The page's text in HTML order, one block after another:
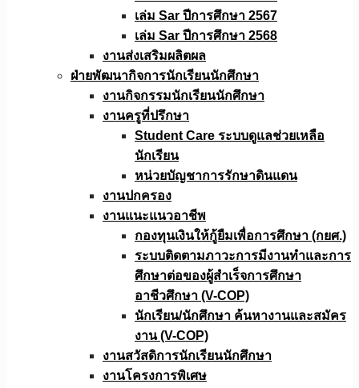
เล่ม Sar ปีการศึกษา 2567
เล่ม Sar ปีการศึกษา 2568
งานส่งเสริมผลิตผล
ฝ่ายพัฒนากิจการนักเรียนนักศึกษา
งานกิจกรรมนักเรียนนักศึกษา
งานครูที่ปรึกษา
Student Care ระบบดูแลช่วยเหลือ
นักเรียน
หน่วยบัญชาการรักษาดินแดน
งานปกครอง
งานแนะแนวอาชีพ
กองทุนเงินให้กู้ยืมเพื่อการศึกษา (กยศ.)
ระบบติดตามภาวะการมีงานทำและการ
ศึกษาต่อของผู้สำเร็จการศึกษา
อาชีวศึกษา (V-COP)
นักเรียน/นักศึกษา ค้นหางานและสมัคร
งาน (V-COP)
งานสวัสดิการนักเรียนนักศึกษา
งานโครงการพิเศษ